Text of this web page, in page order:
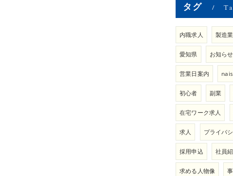
タグ
内職求人 製造業
愛知県 お知らせ
営業日案内
初心者 副業
在宅ワーク求人
求人 プライバ
採用申込 社員
求める人物像